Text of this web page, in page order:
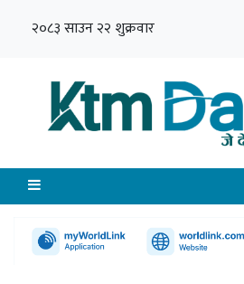
२०८३ साउन २२ शुक्रवार